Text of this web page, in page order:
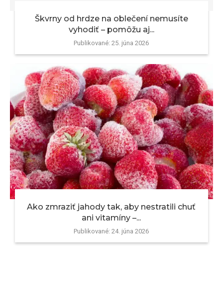
Škvrny od hrdze na oblečení nemusíte
vyhodiť – pomôžu aj...
Publikované: 25. júna 2026
Ako zmraziť jahody tak, aby nestratili chuť
ani vitamíny –...
Publikované: 24. júna 2026